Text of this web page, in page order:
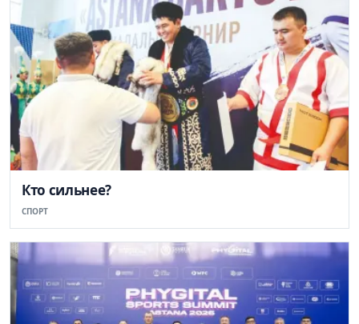
Кто сильнее?
СПОРТ